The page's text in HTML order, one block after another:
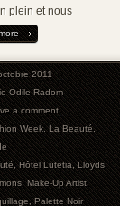
plein et nous
2011
Odile Radom
a comment
Week,La Beauté,
,Hôtel Lutetia,Lloyds
,Make-Up Artist,
,Palette Noir